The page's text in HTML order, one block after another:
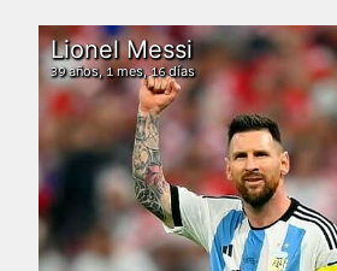
Lionel Messi
39años, 1mes,16días